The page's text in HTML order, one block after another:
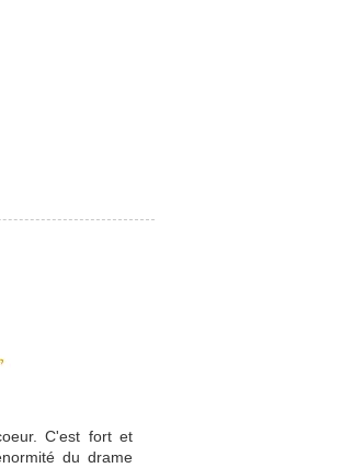
C'est fort et
du drame